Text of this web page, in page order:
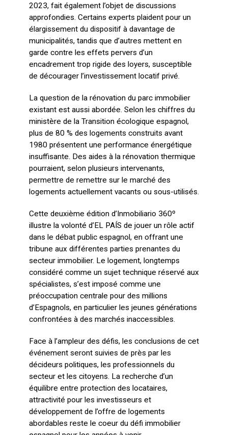
2023, fait également l’objet de discussions
approfondies. Certains experts plaident pour un
élargissement du dispositif à davantage de
municipalités, tandis que d’autres mettent en
garde contre les effets pervers d’un
encadrement trop rigide des loyers, susceptible
de décourager l’investissement locatif privé.
La question de la rénovation du parc immobilier
existant est aussi abordée. Selon les chiffres du
ministère de la Transition écologique espagnol,
plus de 80 % des logements construits avant
1980 présentent une performance énergétique
insuffisante. Des aides à la rénovation thermique
pourraient, selon plusieurs intervenants,
permettre de remettre sur le marché des
logements actuellement vacants ou sous-utilisés.
Cette deuxième édition d’Inmobiliario 360º
illustre la volonté d’EL PAÍS de jouer un rôle actif
dans le débat public espagnol, en offrant une
tribune aux différentes parties prenantes du
secteur immobilier. Le logement, longtemps
considéré comme un sujet technique réservé aux
spécialistes, s’est imposé comme une
préoccupation centrale pour des millions
d’Espagnols, en particulier les jeunes générations
confrontées à des marchés inaccessibles.
Face à l’ampleur des défis, les conclusions de cet
événement seront suivies de près par les
décideurs politiques, les professionnels du
secteur et les citoyens. La recherche d’un
équilibre entre protection des locataires,
attractivité pour les investisseurs et
développement de l’offre de logements
abordables reste le coeur du défi immobilier